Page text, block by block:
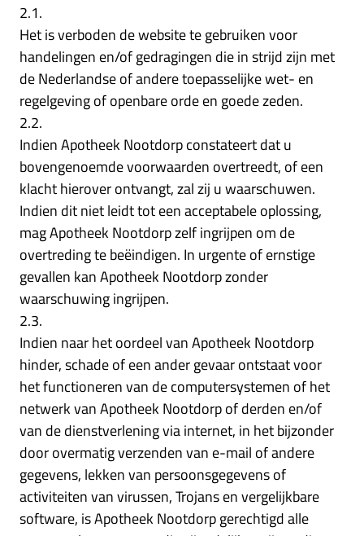
2.1.
Het is verboden de website te gebruiken voor
handelingen en/of gedragingen die in strijd zijn met
de Nederlandse of andere toepasselijke wet- en
regelgeving of openbare orde en goede zeden.
2.2.
Indien Apotheek Nootdorp constateert dat u
bovengenoemde voorwaarden overtreedt, of een
klacht hierover ontvangt, zal zij u waarschuwen.
Indien dit niet leidt tot een acceptabele oplossing,
mag Apotheek Nootdorp zelf ingrijpen om de
overtreding te beëindigen. In urgente of ernstige
gevallen kan Apotheek Nootdorp zonder
waarschuwing ingrijpen.
2.3.
Indien naar het oordeel van Apotheek Nootdorp
hinder, schade of een ander gevaar ontstaat voor
het functioneren van de computersystemen of het
netwerk van Apotheek Nootdorp of derden en/of
van de dienstverlening via internet, in het bijzonder
door overmatig verzenden van e-mail of andere
gegevens, lekken van persoonsgegevens of
activiteiten van virussen, Trojans en vergelijkbare
software, is Apotheek Nootdorp gerechtigd alle